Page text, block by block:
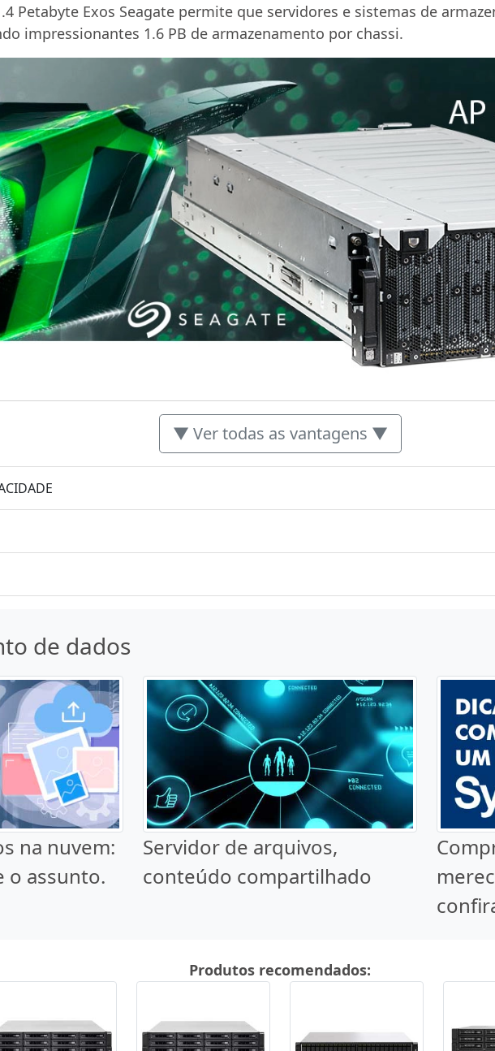
Petabyte Exos Seagate permite que servidores e sistemas de
impressionantes 1.6 PB de armazenamento por chassi.
▼ Ver todas as vantagens ▼
de dados
na nuvem:
o assunto.
Servidor de arquivos,
conteúdo compartilhado
Produtos recomendados: